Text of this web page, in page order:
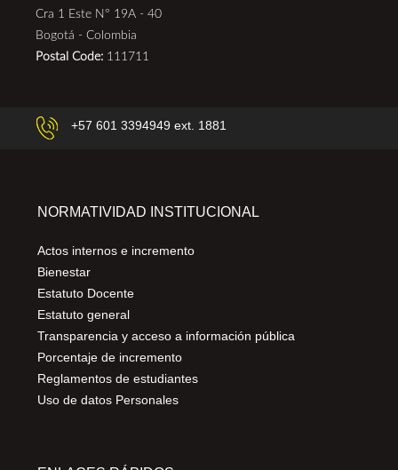
Cra 1 Este N° 19A - 40
Bogotá - Colombia
Postal Code: 111711
+57 601 3394949 ext. 1881
NORMATIVIDAD INSTITUCIONAL
Actos internos e incremento
Bienestar
Estatuto Docente
Estatuto general
Transparencia y acceso a información pública
Porcentaje de incremento
Reglamentos de estudiantes
Uso de datos Personales